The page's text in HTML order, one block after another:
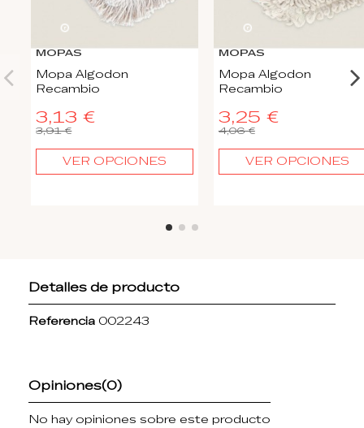
16:45
MOPAS
Mopa Algodon
Recambio
3,13 €
3,91 €
VER OPCIONES
16 :
MOPAS
Mopa Algodon
Recambio
3,25 €
4,06 €
VER OPCIONES
Detalles de producto
Referencia 002243
Opiniones(0)
No hay opiniones sobre este producto